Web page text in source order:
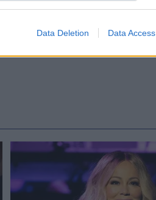
Data Deletion Data Access